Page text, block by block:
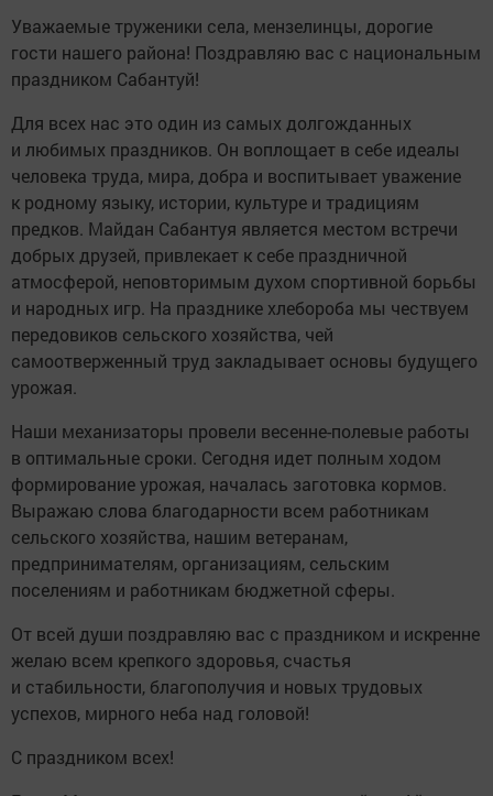
Уважаемые труженики села, мензелинцы, дорогие
гости нашего района! Поздравляю вас с национальным
праздником Сабантуй!
Для всех нас это один из самых долгожданных
и любимых праздников. Он воплощает в себе идеалы
человека труда, мира, добра и воспитывает уважение
к родному языку, истории, культуре и традициям
предков. Майдан Сабантуя является местом встречи
добрых друзей, привлекает к себе праздничной
атмосферой, неповторимым духом спортивной борьбы
и народных игр. На празднике хлебороба мы чествуем
передовиков сельского хозяйства, чей
самоотверженный труд закладывает основы будущего
урожая.
Наши механизаторы провели весенне-полевые работы
в оптимальные сроки. Сегодня идет полным ходом
формирование урожая, началась заготовка кормов.
Выражаю слова благодарности всем работникам
сельского хозяйства, нашим ветеранам,
предпринимателям, организациям, сельским
поселениям и работникам бюджетной сферы.
От всей души поздравляю вас с праздником и искренне
желаю всем крепкого здоровья, счастья
и стабильности, благополучия и новых трудовых
успехов, мирного неба над головой!
С праздником всех!